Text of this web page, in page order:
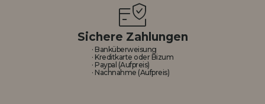
Sichere Zahlungen
· Banküberweisung
· Kreditkarte oder Bizum
· Paypal (Aufpreis)
· Nachnahme (Aufpreis)